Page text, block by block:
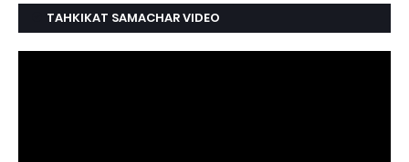
TAHKIKAT SAMACHAR VIDEO